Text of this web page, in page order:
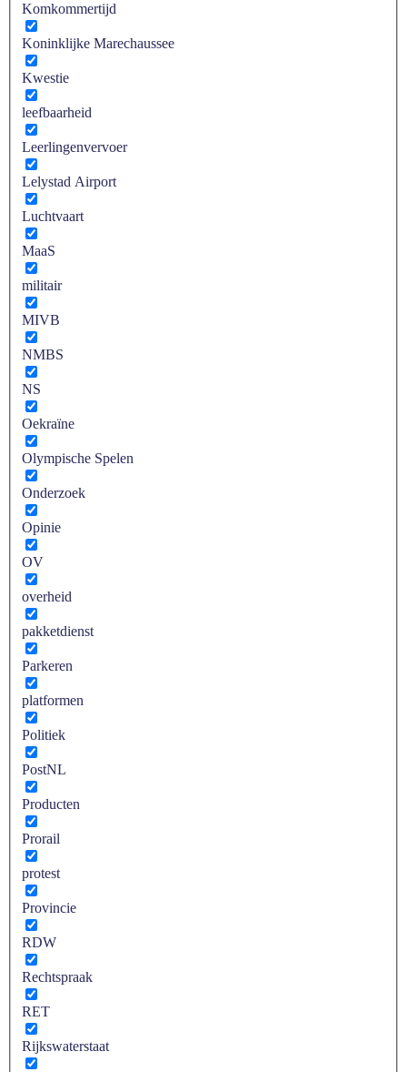
Komkommertijd
Koninklijke Marechaussee
Kwestie
leefbaarheid
Leerlingenvervoer
Lelystad Airport
Luchtvaart
MaaS
militair
MIVB
NMBS
NS
Oekraïne
Olympische Spelen
Onderzoek
Opinie
OV
overheid
pakketdienst
Parkeren
platformen
Politiek
PostNL
Producten
Prorail
protest
Provincie
RDW
Rechtspraak
RET
Rijkswaterstaat